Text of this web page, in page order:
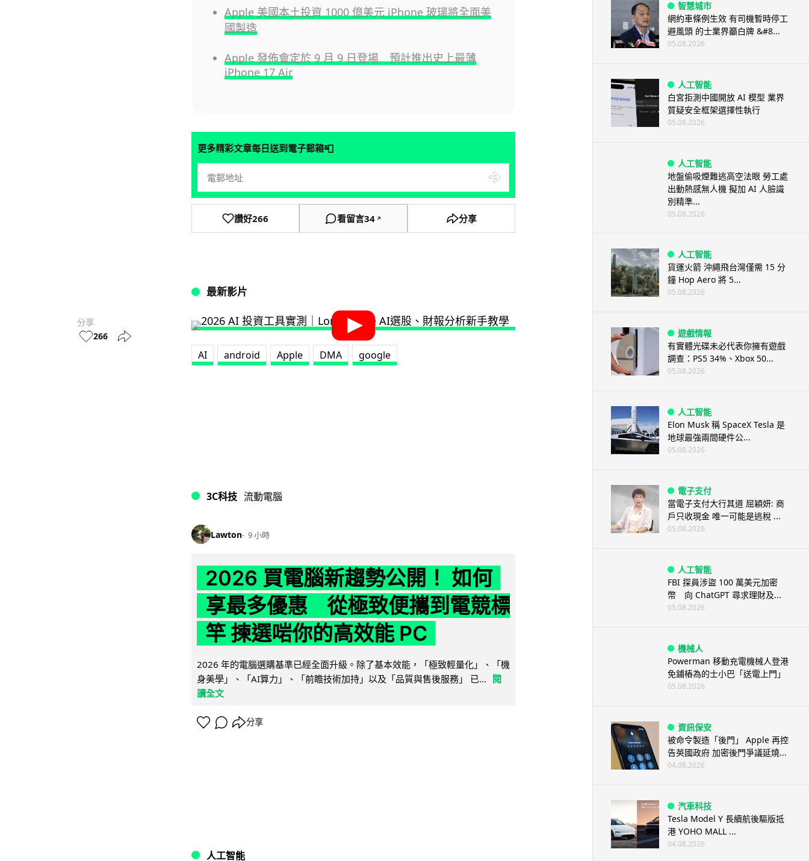
分享
266
Apple 美國本土投資 1000 億美元 iPhone 玻璃將全面美
國製造
Apple 發佈會定於 9 月 9 日登場 預計推出史上最薄
iPhone 17 Air
更多精彩文章每日送到電子郵箱📮
讚好266 看留言34 ↗ 分享
最新影片
AI android Apple DMA google
3C科技 流動電腦
Lawton 9 小時
2026 買電腦新趨勢公開！ 如何
享最多優惠 從極致便攜到電競標
竿 揀選啱你的高效能 PC
2026 年的電腦選購基準已經全面升級。除了基本效能，「極致輕量化」、「機
身美學」、「AI算力」、「前瞻技術加持」以及「品質與售後服務」 已...
閱
讀全文
分享
人工智能
智慧城市
網約車條例生效 有司機暫時停工
避風頭 的士業界籲白牌 &#8...
05.08.2026
人工智能
白宮拒測中國開放 AI 模型 業界
質疑安全框架選擇性執行
05.08.2026
人工智能
地盤偷吸煙難逃高空法眼 勞工處
出動熱感無人機 擬加 AI 人臉識
別精準...
05.08.2026
人工智能
貨運火箭 沖繩飛台灣僅需 15 分
鐘 Hop Aero 將 5...
05.08.2026
遊戲情報
有實體光碟未必代表你擁有遊戲
調查：PS5 34%、Xbox 50...
05.08.2026
人工智能
Elon Musk 稱 SpaceX Tesla 是
地球最強兩間硬件公...
05.08.2026
電子支付
當電子支付大行其道 屈穎妍: 商
戶只收現金 唯一可能是逃稅 ...
05.08.2026
人工智能
FBI 探員涉盜 100 萬美元加密
幣 向 ChatGPT 尋求理財及...
05.08.2026
機械人
Powerman 移動充電機械人登港
免鋪樁為的士小巴「送電上門」
05.08.2026
資訊保安
被命令製造「後門」 Apple 再控
告英國政府 加密後門爭議延燒...
04.08.2026
汽車科技
Tesla Model Y 長續航後驅版抵
港 YOHO MALL ...
04.08.2026